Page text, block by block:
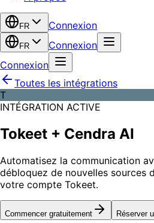
FR Connexion
FR
Connexion
Connexion
Toutes les intégrations
T
INTÉGRATION ACTIVE
Tokeet + Cendra AI
Automatisez la communication
débloquez de nouvelles sources
votre compte Tokeet.
Commencer gratuitement Réserver